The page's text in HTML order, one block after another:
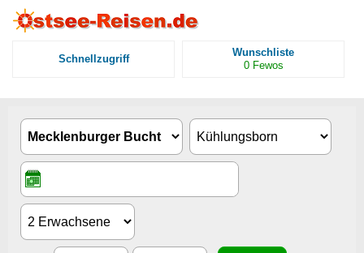
Schnellzugriff
Wunschliste
0 Fewos